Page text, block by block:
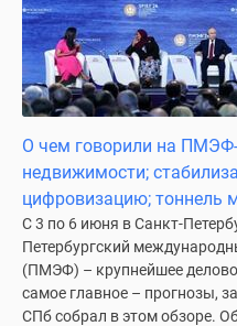
Аналитика
рынка
Панорамы
новостроек
комнатные
Субсидированная
застройщиком
Мнение
эксперта
Студии
Ипотечный
О чем говорили на
недвижимости;
цифровизацию; тоннель
С 3 по 6 июня в Санкт-
Петербургский
(ПМЭФ) – крупнейшее
самое главное – прогнозы,
СПб собрал в этом обзоре.